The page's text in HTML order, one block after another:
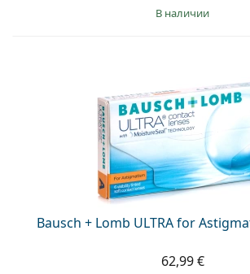
в наличии
Bausch + Lomb ULTRA for
62,99 €